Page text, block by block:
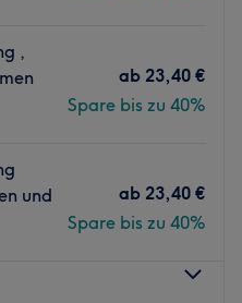
Nußdorfer
5, 12
und hat FACE
privater Atmosphäre
fantastisch aussehen
dir eine Auszeit und lass
wahren Expertin
,
ab 23,40 €
Spare bis zu 40%
und
ab 23,40 €
Spare bis zu 40%